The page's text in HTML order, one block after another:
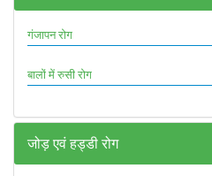
गंजापन रोग
बालों में रुसी रोग
जोड़ एवं हड्डी रोग